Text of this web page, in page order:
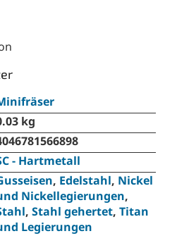
kg
- Hartmetall
, Edelstahl, Nickel
Nickellegierungen,
, Stahl gehertet, Titan
Legierungen